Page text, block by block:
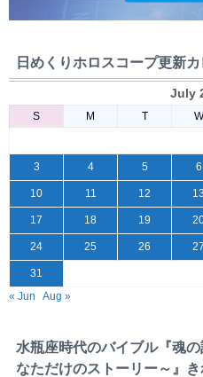
日めくりホロスコープ更新
July
S M T W
3 4 5 6
10 11 12 13
17 18 19
24 25 26 27
31
« Jun
Aug »
水瓶座時代のバイブル『魂
なただけのストーリー～』